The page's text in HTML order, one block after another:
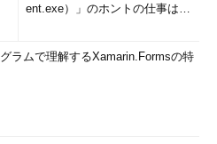
ent.exe）」のホントの仕事は？
ラムで理解するXamarin.Formsの特